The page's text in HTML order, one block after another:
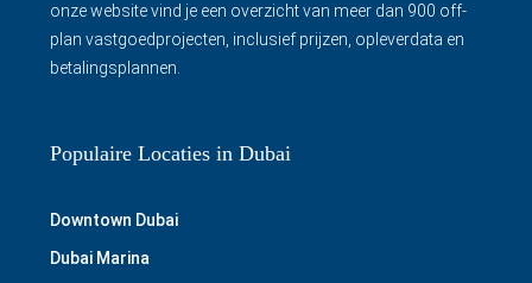
onze website vind je een overzicht van meer dan 900 off-
plan vastgoedprojecten, inclusief prijzen, opleverdata en
betalingsplannen.
Populaire Locaties in Dubai
Downtown Dubai
Dubai Marina